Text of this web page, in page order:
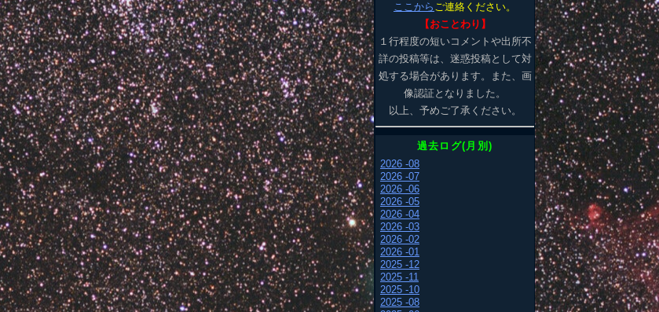
ここから ご連絡ください。
【おことわり】
１行程度の短いコメントや出所不
詳の投稿等は、迷惑投稿として対
処する場合があります。また、画
像認証となりました。
以上、予めご了承ください。
過去ログ(月別)
2026 -08
2026 -07
2026 -06
2026 -05
2026 -04
2026 -03
2026 -02
2026 -01
2025 -12
2025 -11
2025 -10
2025 -08